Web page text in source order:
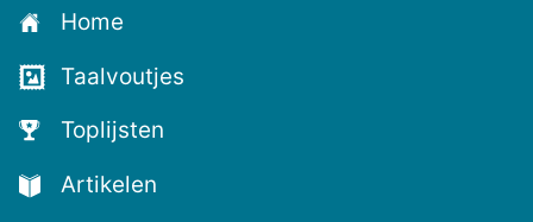
Home
Taalvoutjes
Toplijsten
Artikelen